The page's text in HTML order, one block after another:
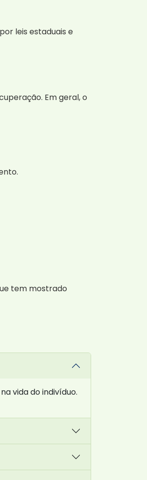
leis estaduais e
Em geral, o
tem mostrado
vida do indivíduo.